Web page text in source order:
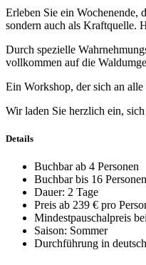
Erleben Sie ein Wochenende,
sondern auch als Kraftquelle.
Durch spezielle
vollkommen auf die
Ein Workshop, der sich an
Wir laden Sie herzlich ein,
Details
Buchbar ab 4 Personen
Buchbar bis 16 Personen
Dauer: 2 Tage
Preis ab 239 € pro
Mindestpauschalpreis
Saison: Sommer
Durchführung in